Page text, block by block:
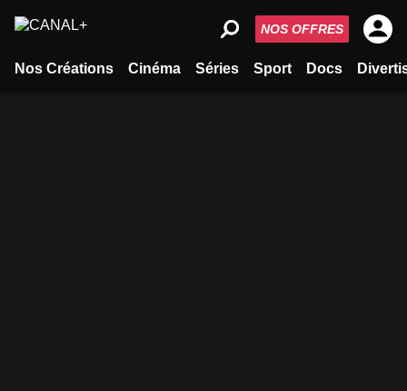
Nos Créations Cinéma Séries Sport Docs
NOS OFFRES